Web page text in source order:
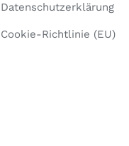
Datenschutzerklärung
Cookie-Richtlinie (EU)